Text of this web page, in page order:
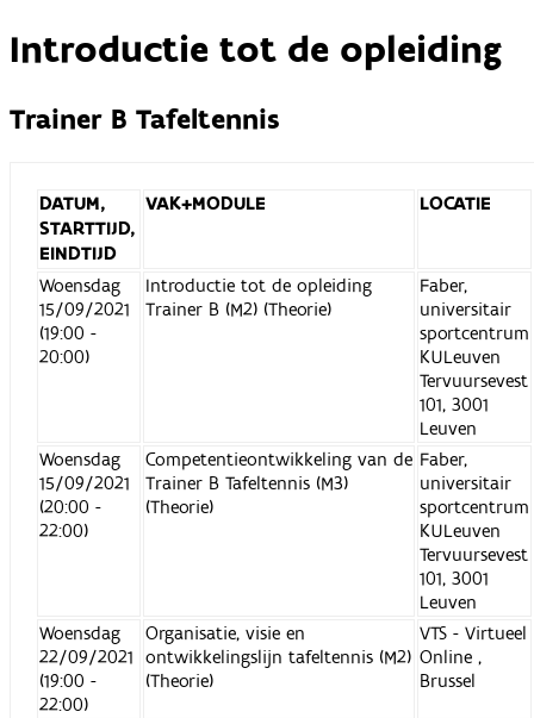
Introductie tot de opleiding
Trainer B Tafeltennis
DATUM,
STARTTIJD,
EINDTIJD
VAK+MODULE LOCATIE
Woensdag
15/09/2021
(19:00 -
20:00)
Introductie tot de opleiding
Trainer B (M2) (Theorie)
Faber,
universitair
sportcentrum
KULeuven
Tervuursevest
101, 3001
Leuven
Woensdag
15/09/2021
(20:00 -
22:00)
Competentieontwikkeling van de
Trainer B Tafeltennis (M3)
(Theorie)
Faber,
universitair
sportcentrum
KULeuven
Tervuursevest
101, 3001
Leuven
Woensdag
22/09/2021
(19:00 -
22:00)
Organisatie, visie en
ontwikkelingslijn tafeltennis (M2)
(Theorie)
VTS - Virtueel
Online ,
Brussel